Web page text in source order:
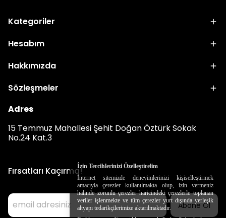
İzin Tercihlerinizi Özelleştirelim
İnternet sitemizde deneyimlerinizi kişiselleştirmek
amacıyla çerezler kullanılmakta olup, izin vermeniz
halinde zorunlu çerezler haricindeki çerezlerle toplanan
veriler işlenmekte ve tüm çerezler yurt dışında yerleşik
altyapı tedarikçilerimize aktarılmaktadır.
Kategoriler
Hesabım
Hakkımızda
Sözleşmeler
Adres
15 Temmuz Mahallesi Şehit Doğan Öztürk Sokak
No.24 Kat.3
Fırsatları Kaçırma!
Abone Ol